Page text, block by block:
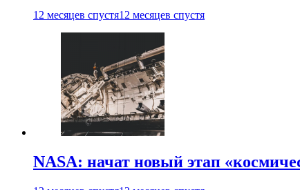
12 месяцев спустя12 месяцев спустя
NASA: начат новый этап